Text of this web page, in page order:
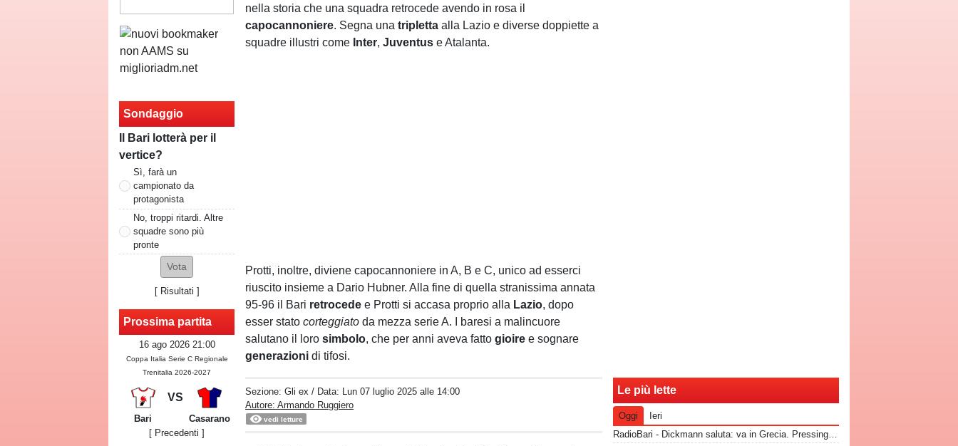
Sondaggio
Il Bari lotterà per il
vertice?
Sì, farà un
campionato da
protagonista
No, troppi ritardi. Altre
squadre sono più
pronte
[ Risultati ]
Prossima partita
16 ago 2026 21:00
Coppa Italia Serie C Regionale
Trenitalia 2026-2027
VS
Bari
Casarano
[ Precedenti ]
nella storia che una squadra retrocede avendo in rosa il
capocannoniere. Segna unatripletta alla Lazio e diverse doppiette a
squadre illustri come Inter,Juventus e Atalanta.
Protti, inoltre, diviene capocannoniere in A, B e C, unico ad esserci
riuscito insieme a Dario Hubner. Alla fine di quella stranissima annata
95-96 il Bari retrocede e Protti si accasa proprio alla Lazio, dopo
esser statocorteggiato da mezza serie A. I baresi a malincuore
salutano il lorosimbolo, che per anni aveva fattogioire e sognare
generazioni di tifosi.
Sezione:Gli ex / Data: Lun 07 luglio 2025 alle 14:00
Autore: Armando Ruggiero
vedi letture
Le più lette
Oggi
Ieri
RadioBari - Dickmann saluta: va in Grecia. Pressing Catanzaro per Dorval, Vicari piace ad una pugliese